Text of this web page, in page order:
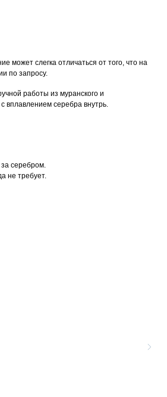
может слегка отличаться от того, что на
по запросу.
работы из муранского и
вплавлением серебра внутрь.
за серебром.
не требует.